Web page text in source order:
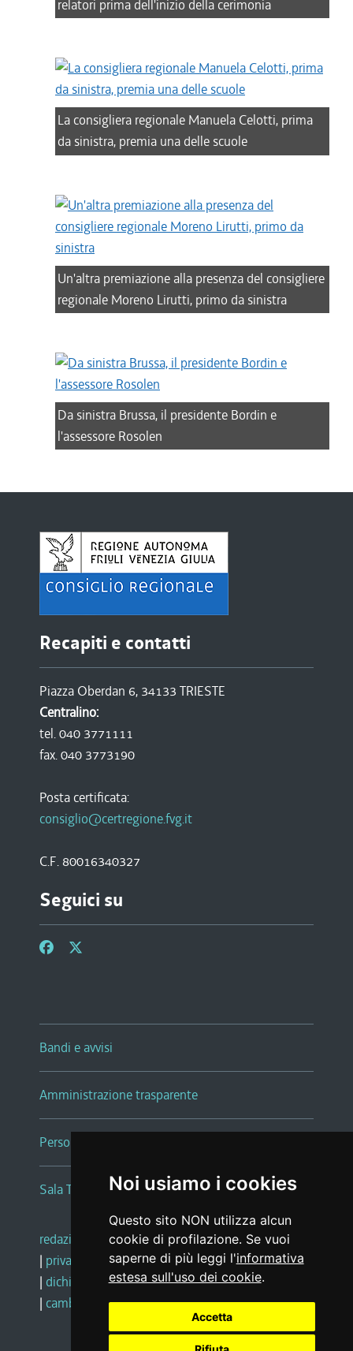
Noi usiamo i cookies
Questo sito NON utilizza alcun
cookie di profilazione. Se vuoi
saperne di più leggi l'informativa
estesa sull'uso dei cookie.
Accetta
relatori prima dell'inizio della cerimonia
La consigliera regionale Manuela Celotti, prima
da sinistra, premia una delle scuole
Un'altra premiazione alla presenza del consigliere
regionale Moreno Lirutti, primo da sinistra
Da sinistra Brussa, il presidente Bordin e
l'assessore Rosolen
Recapiti e contatti
Piazza Oberdan 6, 34133 TRIESTE
Centralino:
tel. 040 3771111
fax. 040 3773190
Posta certificata:
consiglio@certregione.fvg.it
C.F. 80016340327
Seguici su
Bandi e avvisi
Amministrazione trasparente
Persone e Uffici
Sala Tiziano Tessitori
redazione web |note legali |glossario
| privacy
social media policy
| dichiarazione di accessibilità |feedback
| cambio preferenze cookie